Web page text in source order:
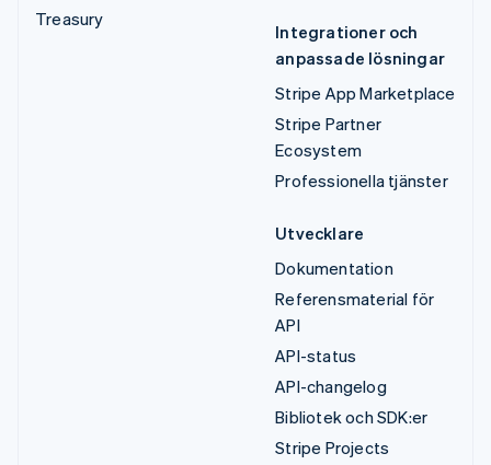
Treasury
Integrationer och
anpassade lösningar
Stripe App Marketplace
Stripe Partner
Ecosystem
Professionella tjänster
Utvecklare
Dokumentation
Referensmaterial för
API
API-status
API-changelog
Bibliotek och SDK:er
Stripe Projects